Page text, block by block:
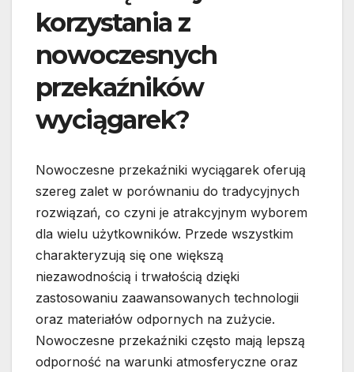
korzystania z
nowoczesnych
przekaźników
wyciągarek?
Nowoczesne przekaźniki wyciągarek oferują
szereg zalet w porównaniu do tradycyjnych
rozwiązań, co czyni je atrakcyjnym wyborem
dla wielu użytkowników. Przede wszystkim
charakteryzują się one większą
niezawodnością i trwałością dzięki
zastosowaniu zaawansowanych technologii
oraz materiałów odpornych na zużycie.
Nowoczesne przekaźniki często mają lepszą
odporność na warunki atmosferyczne oraz